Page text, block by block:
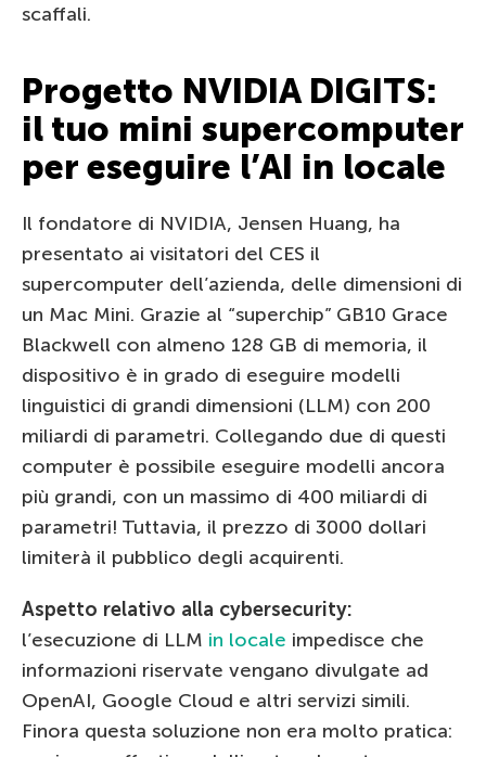
scaffali.
Progetto NVIDIA DIGITS:
il tuo mini supercomputer
per eseguire l’AI in locale
Il fondatore di NVIDIA, Jensen Huang, ha
presentato ai visitatori del CES il
supercomputer dell’azienda, delle dimensioni di
un Mac Mini. Grazie al “superchip” GB10 Grace
Blackwell con almeno 128 GB di memoria, il
dispositivo è in grado di eseguire modelli
linguistici di grandi dimensioni (LLM) con 200
miliardi di parametri. Collegando due di questi
computer è possibile eseguire modelli ancora
più grandi, con un massimo di 400 miliardi di
parametri! Tuttavia, il prezzo di 3000 dollari
limiterà il pubblico degli acquirenti.
Aspetto relativo alla cybersecurity:
l’esecuzione di LLM in locale impedisce che
informazioni riservate vengano divulgate ad
OpenAI, Google Cloud e altri servizi simili.
Finora questa soluzione non era molto pratica: